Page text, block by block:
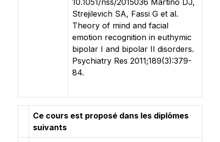
10.1051/nss/2015036 Martino DJ,
Strejilevich SA, Fassi G et al.
Theory of mind and facial
emotion recognition in euthymic
bipolar I and bipolar II disorders.
Psychiatry Res 2011;189(3):379-
84.
Ce cours est proposé dans les diplômes
suivants